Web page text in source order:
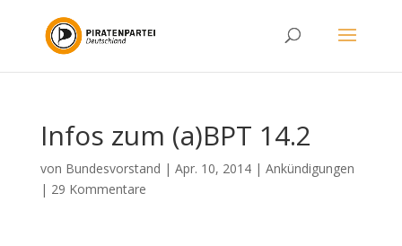
Infos zum (a)BPT 14.2
von Bundesvorstand | Apr. 10, 2014| Ankündigungen
| 29 Kommentare